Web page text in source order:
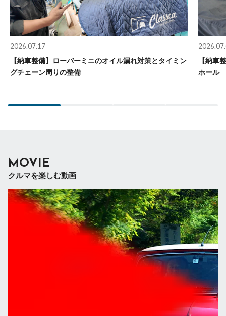
2026.07.17
【納車整備】ローバーミニのオイル漏れ対策とタイミン
グチェーン周りの整備
【納車
ホール
MOVIE
クルマを楽しむ動画